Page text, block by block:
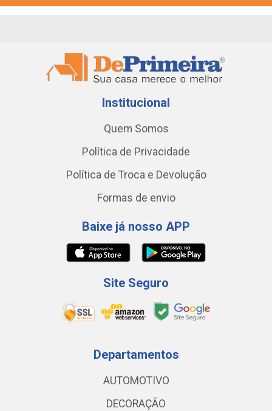
Institucional
Quem Somos
Política de Privacidade
Política de Troca e Devolução
Formas de envio
Baixe já nosso APP
Site Seguro
Departamentos
AUTOMOTIVO
DECORAÇÃO